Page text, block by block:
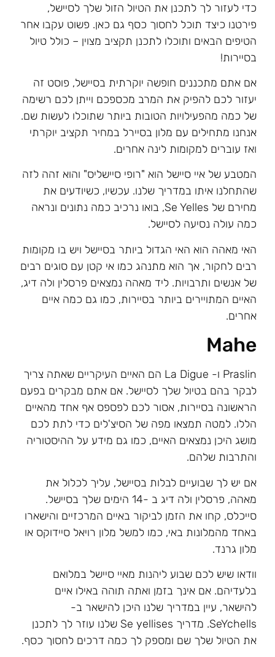
כדי לעזור לך לתכנן את הטיול הזול שלך לסיישל,
פירטנו כיצד תוכל לחסוך כסף גם כאן. פשוט עקבו אחר
הטיפים הבאים ותוכלו לתכנן תקציב מצוין – כולל טיול
בסיירות!
אם אתם מתכננים חופשה יוקרתית בסיישל, פוסט זה
יעזור לכם להפיק את המרב מכספכם וייתן לכם רשימה
של כמה מהפעילויות הטובות ביותר שתוכלו לעשות שם.
אנחנו מתחילים עם מלון בסיירל במחיר תקציב יוקרתי
ואז עוברים למקומות לינה אחרים.
המטבע של איי סיישל הוא "רופי סיישליס" והוא זהה לזה
שהתחלנו איתו במדריך שלנו. עכשיו, כשיודעים את
מחירם של Se Yelles, בואו נרכיב כמה נתונים ונראה
כמה עולה נסיעה לסיישל.
האי מאהה הוא האי הגדול ביותר בסיישל ויש בו מקומות
רבים לחקור, אך הוא מתנהג כמו אי קטן עם סוגים רבים
של אנשים ותרבויות. ליד מאהה נמצאים פרסלין ולה דיג,
האיים המתויירים ביותר בסיירות, כמו גם כמה איים
אחרים.
Mahe
Praslin ו- La Digue הם האיים העיקריים שאתה צריך
לבקר בהם בטיול שלך לסיישל. אם אתם מבקרים בפעם
הראשונה בסיירות, אסור לכם לפספס אף אחד מהאיים
הללו. למטה תמצאו מפה של הסיצ'לים כדי לתת לכם
מושג היכן נמצאים האיים, כמו גם מידע על ההיסטוריה
והתרבות שלהם.
אם יש לך שבועיים לבלות בסיישל, עליך לכלול את
מאהה, פרסלין ולה דיג ב -14 הימים שלך בסיישל.
סייכלס, קחו את הזמן לביקור באיים המרכזיים והישארו
באחד מהמלונות באי, כמו למשל מלון רויאל סיידוקס או
מלון גרנד.
וודאו שיש לכם שבוע ליהנות מאיי סיישל במלואם
בלעדיהם. אם אינך בזמן ואתה תוהה באילו איים
להישאר, עיין במדריך שלנו היכן להישאר ב-
SeYchells. מדריך Se yellises שלנו עוזר לך לתכנן
את הטיול שלך שם ומספק לך כמה דרכים לחסוך כסף.